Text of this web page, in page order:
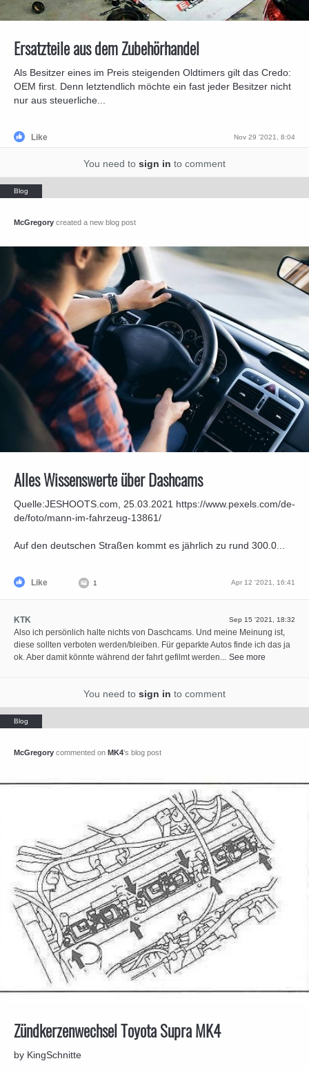
Ersatzteile aus dem Zubehörhandel
Als Besitzer eines im Preis steigenden Oldtimers gilt das Credo:
OEM first. Denn letztendlich möchte ein fast jeder Besitzer nicht
nur aus steuerliche...
Nov 29 '2021, 8:04
Like
You need to sign in to comment
McGregory created a new blog post
Alles Wissenswerte über Dashcams
Quelle:JESHOOTS.com, 25.03.2021 https://www.pexels.com/de-
de/foto/mann-im-fahrzeug-13861/
Auf den deutschen Straßen kommt es jährlich zu rund 300.0...
Apr 12 '2021, 16:41
Like 1
Sep 15 '2021, 18:32
KTK
Also ich persönlich halte nichts von Daschcams. Und meine Meinung ist,
diese sollten verboten werden/bleiben. Für geparkte Autos finde ich das ja
ok. Aber damit könnte während der fahrt gefilmt werden... See more
You need to sign in to comment
McGregory commented on MK4's blog post
Zündkerzenwechsel Toyota Supra MK4
by KingSchnitte